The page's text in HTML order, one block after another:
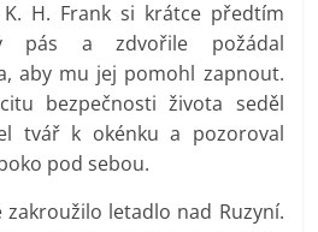
H. Frank si krátce předtím
pás a zdvořile požádal
aby mu jej pomohl zapnout.
bezpečnosti života seděl
tvář k okénku a pozoroval
pod sebou.
letadlo nad Ruzyní.